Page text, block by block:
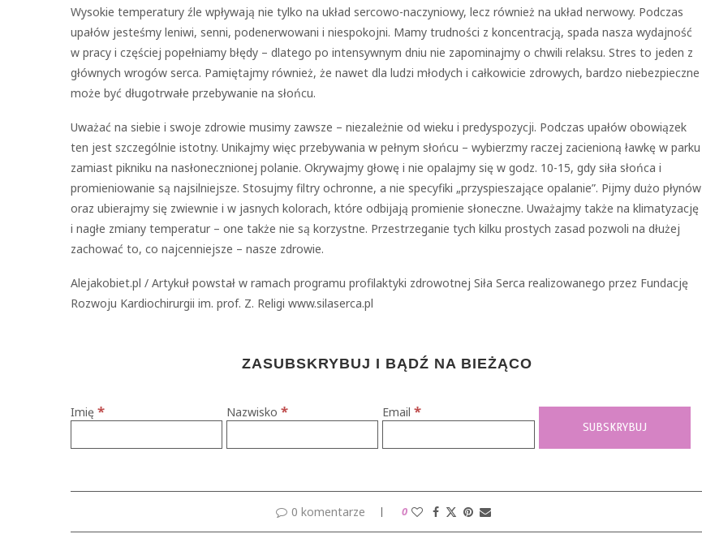
Wysokie temperatury źle wpływają nie tylko na układ sercowo-naczyniowy, lecz również na układ nerwowy. Podczas
upałów jesteśmy leniwi, senni, podenerwowani i niespokojni. Mamy trudności z koncentracją, spada nasza wydajność
w pracy i częściej popełniamy błędy – dlatego po intensywnym dniu nie zapominajmy o chwili relaksu. Stres to jeden z
głównych wrogów serca. Pamiętajmy również, że nawet dla ludzi młodych i całkowicie zdrowych, bardzo niebezpieczne
może być długotrwałe przebywanie na słońcu.
Uważać na siebie i swoje zdrowie musimy zawsze – niezależnie od wieku i predyspozycji. Podczas upałów obowiązek
ten jest szczególnie istotny. Unikajmy więc przebywania w pełnym słońcu – wybierzmy raczej zacienioną ławkę w parku
zamiast pikniku na nasłonecznionej polanie. Okrywajmy głowę i nie opalajmy się w godz. 10-15, gdy siła słońca i
promieniowanie są najsilniejsze. Stosujmy filtry ochronne, a nie specyfiki „przyspieszające opalanie”. Pijmy dużo płynów
oraz ubierajmy się zwiewnie i w jasnych kolorach, które odbijają promienie słoneczne. Uważajmy także na klimatyzację
i nagłe zmiany temperatur – one także nie są korzystne. Przestrzeganie tych kilku prostych zasad pozwoli na dłużej
zachować to, co najcenniejsze – nasze zdrowie.
Alejakobiet.pl / Artykuł powstał w ramach programu profilaktyki zdrowotnej Siła Serca realizowanego przez Fundację
Rozwoju Kardiochirurgii im. prof. Z. Religi www.silaserca.pl
ZASUBSKRYBUJ I BĄDŹ NA BIEŻĄCO
Imię * Nazwisko* Email*
0 komentarze 0